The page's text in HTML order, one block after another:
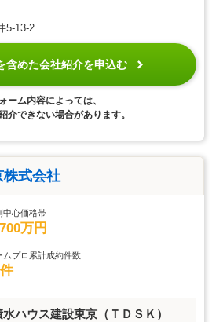
5-13-2
含めた会社紹介を申込む
ーム内容によっては、
介できない場合があります。
株式会社
中心価格帯
万円
ムプロ累計成約件数
ハウス建設東京（ＴＤＳＫ）